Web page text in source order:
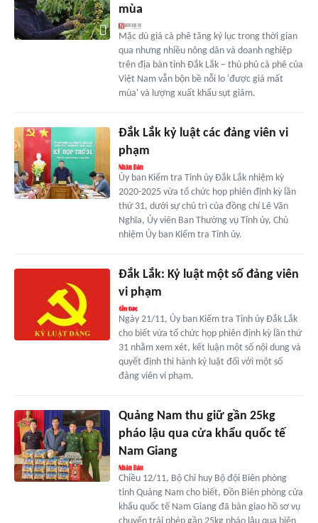
mùa
Mặc dù giá cà phê tăng kỷ lục trong thời gian
qua nhưng nhiều nông dân và doanh nghiệp
trên địa bàn tỉnh Đắk Lắk – thủ phủ cà phê của
Việt Nam vẫn bộn bề nỗi lo 'được giá mất
mùa' và lượng xuất khẩu sụt giảm.
Đắk Lắk kỷ luật các đảng viên vi
phạm
Ủy ban Kiểm tra Tỉnh ủy Đắk Lắk nhiệm kỳ
2020-2025 vừa tổ chức họp phiên định kỳ lần
thứ 31, dưới sự chủ trì của đồng chí Lê Văn
Nghĩa, Ủy viên Ban Thường vụ Tỉnh ủy, Chủ
nhiệm Ủy ban Kiểm tra Tỉnh ủy.
Đắk Lắk: Kỷ luật một số đảng viên
vi phạm
Ngày 21/11, Ủy ban Kiểm tra Tỉnh ủy Đắk Lắk
cho biết vừa tổ chức họp phiên định kỳ lần thứ
31 nhằm xem xét, kết luận một số nội dung và
quyết định thi hành kỷ luật đối với một số
đảng viên vi phạm.
Quảng Nam thu giữ gần 25kg
pháo lậu qua cửa khẩu quốc tế
Nam Giang
Chiều 12/11, Bộ Chỉ huy Bộ đội Biên phòng
tỉnh Quảng Nam cho biết, Đồn Biên phòng cửa
khẩu quốc tế Nam Giang đã bàn giao hồ sơ vụ